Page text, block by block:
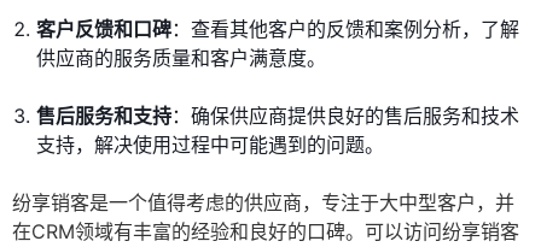
客户反馈和口碑：查看其他客户的反馈和案例分析，了解
供应商的服务质量和客户满意度。
售后服务和支持：确保供应商提供良好的售后服务和技术
支持，解决使用过程中可能遇到的问题。
纷享销客是一个值得考虑的供应商，专注于大中型客户，并
在CRM领域有丰富的经验和良好的口碑。可以访问纷享销客